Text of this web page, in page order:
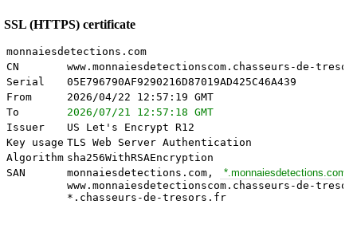
SSL (HTTPS) certificate
monnaiesdetections.com
CN
www.monnaiesdetectionscom.chasseurs-de-
Serial
05E796790AF9290216D87019AD425C46A439
From
2026/04/22 12:57:19 GMT
To
2026/07/21 12:57:18 GMT
Issuer
US Let's Encrypt R12
Key usage TLS Web Server Authentication
Algorithm sha256WithRSAEncryption
SAN
monnaiesdetections.com,
*.monnaiesdetections.com
www.monnaiesdetectionscom.chasseurs-de-
*.chasseurs-de-tresors.fr